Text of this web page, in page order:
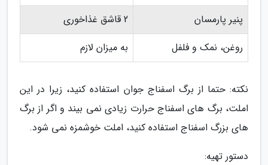
پنیر پارمسان
2 قاشق غذاخوری
روغن، نمک و فلفل
به میزان لازم
نکته: حتما از برگ اسفناج جوان استفاده کنید، زیرا در این
املت، برگ های اسفناج حرارت زیادی نمی بیند و اگر از برگ
های بزرگ اسفناج استفاده کنید، املت خوشمزه نمی شود.
دستور تهیه: